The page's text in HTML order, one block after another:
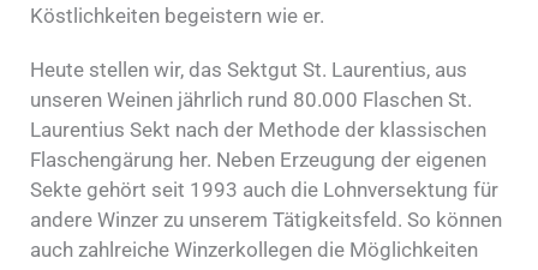
Köstlichkeiten begeistern wie er.
Heute stellen wir, das Sektgut St. Laurentius, aus
unseren Weinen jährlich rund 80.000 Flaschen St.
Laurentius Sekt nach der Methode der klassischen
Flaschengärung her. Neben Erzeugung der eigenen
Sekte gehört seit 1993 auch die Lohnversektung für
andere Winzer zu unserem Tätigkeitsfeld. So können
auch zahlreiche Winzerkollegen die Möglichkeiten